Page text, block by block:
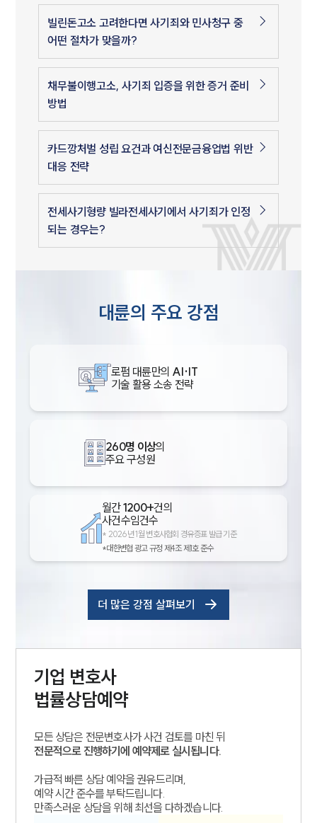
빌린돈고소 고려한다면 사기죄와 민사청구 중
어떤 절차가 맞을까?
채무불이행고소, 사기죄 입증을 위한 증거 준비
방법
카드깡처벌 성립 요건과 여신전문금융업법 위반
대응 전략
전세사기형량 빌라전세사기에서 사기죄가 인정
되는 경우는?
대륜의 주요 강점
로펌 대륜만의 AI·IT
기술 활용 소송 전략
260명 이상의
주요 구성원
월간1200+건의
사건수임건수
* 2026년 1월 변호사협회 경유증표 발급 기준
*대한변협 광고 규정 제4조 제1호 준수
더 많은 강점 살펴보기
기업 변호사
법률상담예약
모든 상담은 전문변호사가 사건 검토를 마친 뒤
전문적으로 진행하기에 예약제로 실시됩니다.
가급적 빠른 상담 예약을 권유드리며,
예약 시간 준수를 부탁드립니다.
만족스러운 상담을 위해 최선을 다하겠습니다.